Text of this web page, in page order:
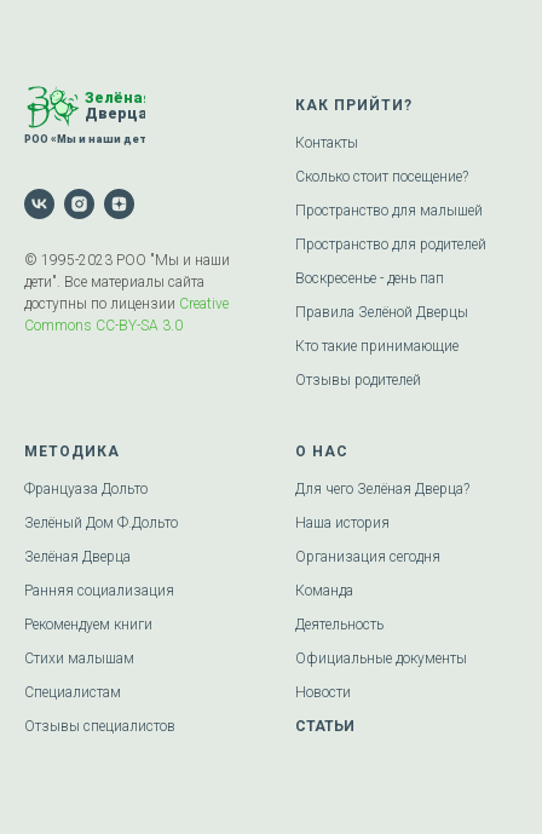
© 1995-2023 РОО "Мы и наши
дети". Все материалы сайта
доступны по лицензии Creative
Commons СС-BY-SA 3.0
КАК ПРИЙТИ?
Контакты
Сколько стоит посещение?
Пространство для малышей
Пространство для родителей
Воскресенье - день пап
Правила Зелёной Дверцы
Кто такие принимающие
Отзывы родителей
МЕТОДИКА
Француаза Дольто
Зелёный Дом Ф.Дольто
Зелёная Дверца
Ранняя социализация
Рекомендуем книги
Стихи малышам
Специалистам
Отзывы специалистов
О НАС
Для чего Зелёная Дверца?
Наша история
Организация сегодня
Команда
Деятельность
Официальные документы
Новости
СТАТЬИ